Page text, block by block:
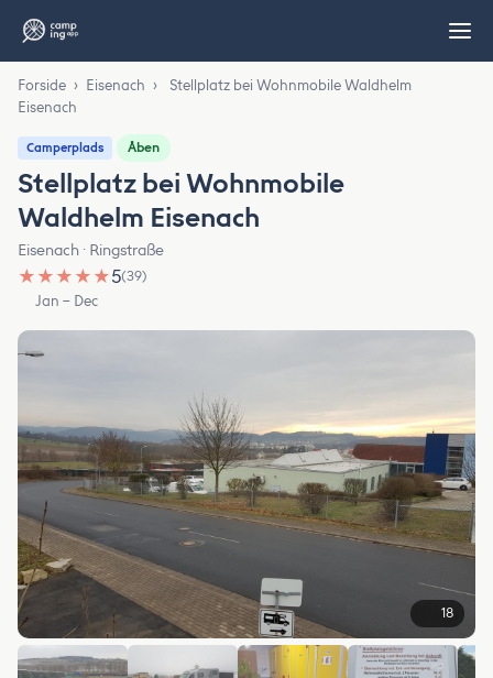
Forside › Eisenach ›
Stellplatz bei Wohnmobile Waldhelm
Eisenach
Camperplads Åben
Stellplatz bei Wohnmobile
Waldhelm Eisenach
Eisenach · Ringstraße
★ ★ ★ ★ ★5(39)
Jan – Dec
18